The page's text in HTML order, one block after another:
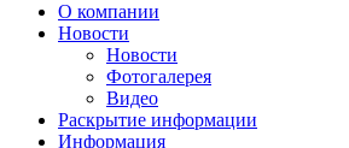
О компании
Новости
Новости
Фотогалерея
Видео
Раскрытие информации
Информация